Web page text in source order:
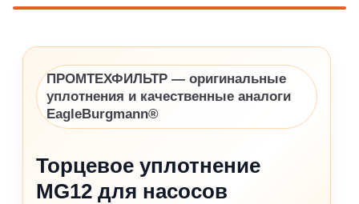
ПРОМТЕХФИЛЬТР — оригинальные
уплотнения и качественные аналоги
EagleBurgmann®
Торцевое уплотнение
MG12 для насосов